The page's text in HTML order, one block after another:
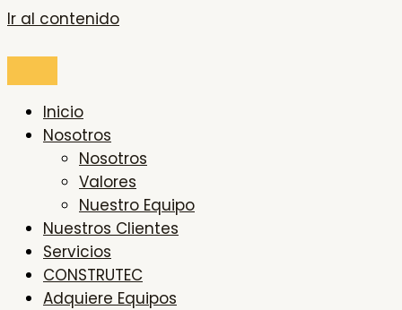
Ir al contenido
Inicio
Nosotros
Nosotros
Valores
Nuestro Equipo
Nuestros Clientes
Servicios
CONSTRUTEC
Adquiere Equipos